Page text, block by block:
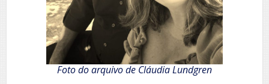
Foto do arquivo de Cláudia Lundgren